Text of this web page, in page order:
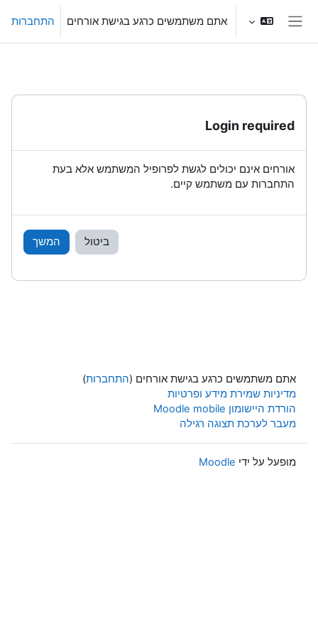
חלון סקירה צדדי
אתם משתמשים כרגע בגישת אורחים התחברות
Login required
אורחים אינם יכולים לגשת לפרופיל המשתמש אלא בעת
התחברות עם משתמש קיים.
ביטול המשך
אתם משתמשים כרגע בגישת אורחים (התחברות)
מדיניות שמירת מידע ופרטיות
הורדת היישומון Moodle mobile
מעבר לערכת תצוגה רגילה
מופעל על ידי Moodle